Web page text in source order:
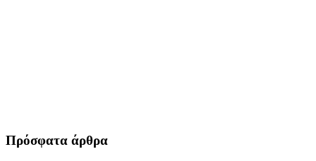
Πρόσφατα άρθρα